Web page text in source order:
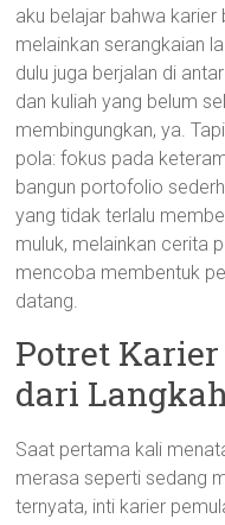
aku belajar bahwa
melainkan serangkaian
dulu juga berjalan di
dan kuliah yang belum
membingungkan, ya.
pola: fokus pada
bangun portofolio
yang tidak terlalu
muluk, melainkan cerita
mencoba membentuk
datang.
Potret
dari
Saat pertama kali
merasa seperti sedang
ternyata, inti karier